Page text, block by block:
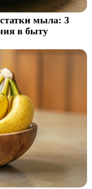
мыла: 3
в быту